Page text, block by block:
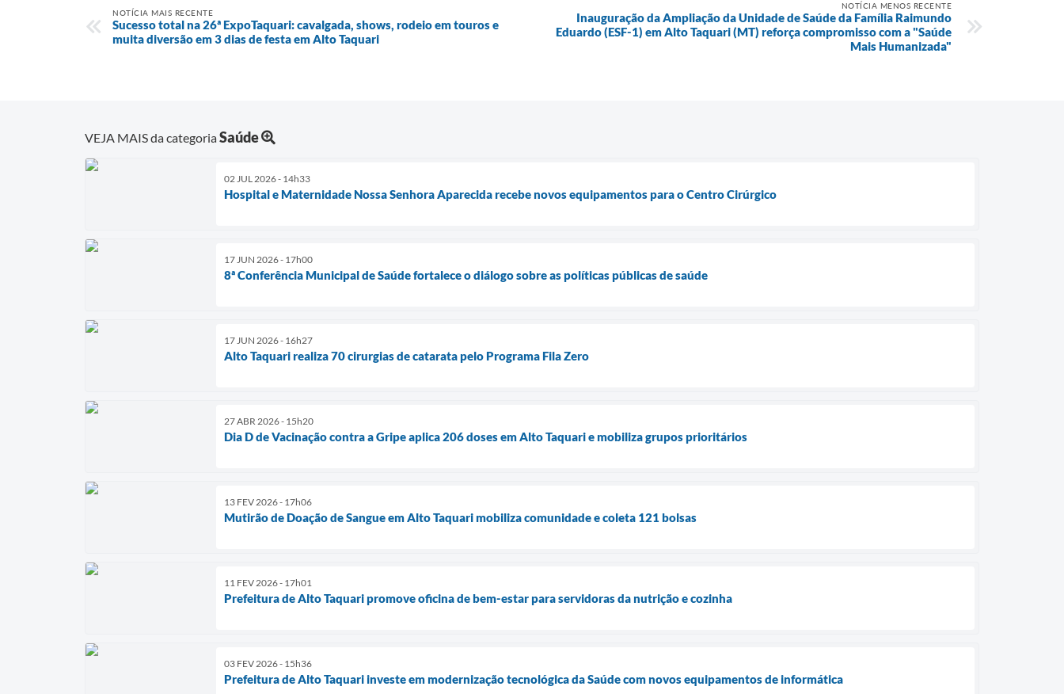
NOTÍCIA MAIS RECENTE
Sucesso total na 26ª ExpoTaquari: cavalgada, shows, rodeio em touros e
muita diversão em 3 dias de festa em Alto Taquari
NOTÍCIA MENOS RECENTE
Inauguração da Ampliação da Unidade de Saúde da Família Raimundo
Eduardo (ESF-1) em Alto Taquari (MT) reforça compromisso com a "Saúde
Mais Humanizada"
VEJA MAIS da categoriaSaúde
02 JUL 2026 - 14h33
Hospital e Maternidade Nossa Senhora Aparecida recebe novos equipamentos para o Centro Cirúrgico
17 JUN 2026 - 17h00
8ª Conferência Municipal de Saúde fortalece o diálogo sobre as políticas públicas de saúde
17 JUN 2026 - 16h27
Alto Taquari realiza 70 cirurgias de catarata pelo Programa Fila Zero
27 ABR 2026 - 15h20
Dia D de Vacinação contra a Gripe aplica 206 doses em Alto Taquari e mobiliza grupos prioritários
13 FEV 2026 - 17h06
Mutirão de Doação de Sangue em Alto Taquari mobiliza comunidade e coleta 121 bolsas
11 FEV 2026 - 17h01
Prefeitura de Alto Taquari promove oficina de bem-estar para servidoras da nutrição e cozinha
03 FEV 2026 - 15h36
Prefeitura de Alto Taquari investe em modernização tecnológica da Saúde com novos equipamentos de informática